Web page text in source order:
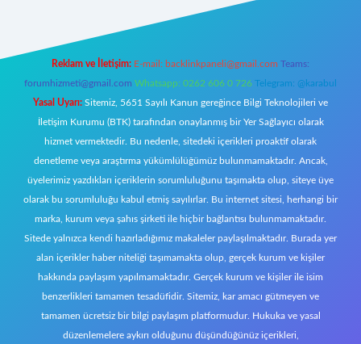
Reklam ve İletişim: E-mail: backlinkpaneli@gmail.com Teams:
forumhizmeti@gmail.com Whatsapp: 0262 606 0 726 Telegram: @karabul
Yasal Uyarı: Sitemiz, 5651 Sayılı Kanun gereğince Bilgi Teknolojileri ve
İletişim Kurumu (BTK) tarafından onaylanmış bir Yer Sağlayıcı olarak
hizmet vermektedir. Bu nedenle, sitedeki içerikleri proaktif olarak
denetleme veya araştırma yükümlülüğümüz bulunmamaktadır. Ancak,
üyelerimiz yazdıkları içeriklerin sorumluluğunu taşımakta olup, siteye üye
olarak bu sorumluluğu kabul etmiş sayılırlar. Bu internet sitesi, herhangi bir
marka, kurum veya şahıs şirketi ile hiçbir bağlantısı bulunmamaktadır.
Sitede yalnızca kendi hazırladığımız makaleler paylaşılmaktadır. Burada yer
alan içerikler haber niteliği taşımamakta olup, gerçek kurum ve kişiler
hakkında paylaşım yapılmamaktadır. Gerçek kurum ve kişiler ile isim
benzerlikleri tamamen tesadüfidir. Sitemiz, kar amacı gütmeyen ve
tamamen ücretsiz bir bilgi paylaşım platformudur. Hukuka ve yasal
düzenlemelere aykırı olduğunu düşündüğünüz içerikleri,